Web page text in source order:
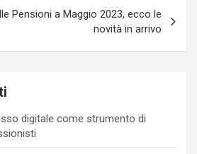
Pensioni a Maggio 2023, ecco le
novità in arrivo
digitale come strumento di